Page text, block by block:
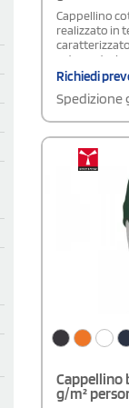
Cappellino
realizzato in
e da un
precurvata
favoriscono
adatto alla
scritte o
attività
pezzi per
da 25
contiene
Richiedi
Spedizione
Cappellino
g/m²